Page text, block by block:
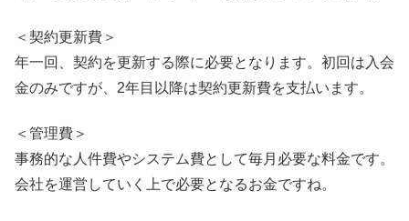
＜契約更新費＞
年一回、契約を更新する際に必要となります。初回は入会
金のみですが、2年目以降は契約更新費を支払います。
＜管理費＞
事務的な人件費やシステム費として毎月必要な料金です。
会社を運営していく上で必要となるお金ですね。